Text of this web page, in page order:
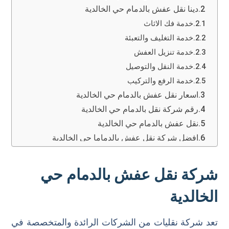
دينا نقل عفش بالدمام حي الخالدية
خدمة فك الاثاث
خدمة التغليف والتعبئة
خدمة تنزيل العفش
خدمة النقل والتوصيل
خدمة الرفع والتركيب
اسعار نقل عفش بالدمام حي الخالدية
رقم شركة نقل بالدمام حي الخالدية
نقل عفش بالدمام حي الخالدية
افضل شركة نقل عفش بالدماما حي الخالدية
الأدوات والمعدات
الضمان والأمان
سرعة التنفيذ
خدمة التنظيف
شركة نقل عفش بالدمام حي
الخالدية
تعد شركة نقليات من الشركات الرائدة والمتخصصة في